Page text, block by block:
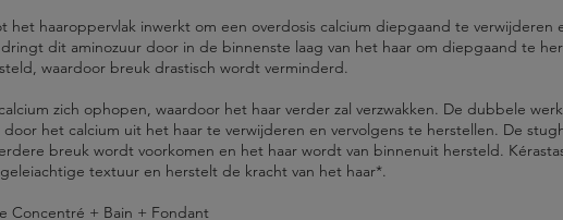
het haaroppervlak inwerkt om een overdosis calcium diepgaand te verwijderen
dit aminozuur door in de binnenste laag van het haar om diepgaand te
waardoor breuk drastisch wordt verminderd.
zich ophopen, waardoor het haar verder zal verzwakken. De dubbele
het calcium uit het haar te verwijderen en vervolgens te herstellen. De
breuk wordt voorkomen en het haar wordt van binnenuit hersteld.
textuur en herstelt de kracht van het haar*.
Concentré + Bain + Fondant